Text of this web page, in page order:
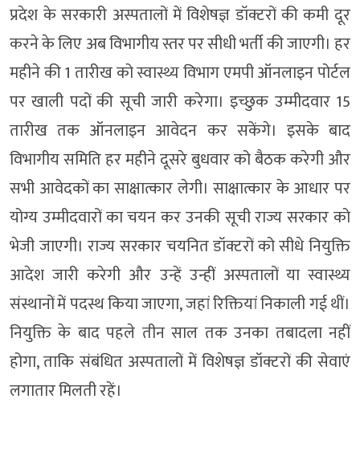
प्रदेश के सरकारी अस्पतालों में विशेषज्ञ डॉक्टरों की कमी दूर
करने के लिए अब विभागीय स्तर पर सीधी भर्ती की जाएगी। हर
महीने की 1 तारीख को स्वास्थ्य विभाग एमपी ऑनलाइन पोर्टल
पर खाली पदों की सूची जारी करेगा। इच्छुक उम्मीदवार 15
तारीख तक ऑनलाइन आवेदन कर सकेंगे। इसके बाद
विभागीय समिति हर महीने दूसरे बुधवार को बैठक करेगी और
सभी आवेदकों का साक्षात्कार लेगी। साक्षात्कार के आधार पर
योग्य उम्मीदवारों का चयन कर उनकी सूची राज्य सरकार को
भेजी जाएगी। राज्य सरकार चयनित डॉक्टरों को सीधे नियुक्ति
आदेश जारी करेगी और उन्हें उन्हीं अस्पतालों या स्वास्थ्य
संस्थानों में पदस्थ किया जाएगा, जहां रिक्तियां निकाली गई थीं।
नियुक्ति के बाद पहले तीन साल तक उनका तबादला नहीं
होगा, ताकि संबंधित अस्पतालों में विशेषज्ञ डॉक्टरों की सेवाएं
लगातार मिलती रहें।